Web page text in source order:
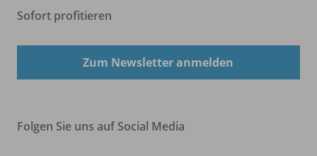
Sofort profitieren
Zum Newsletter anmelden
Folgen Sie uns auf Social Media